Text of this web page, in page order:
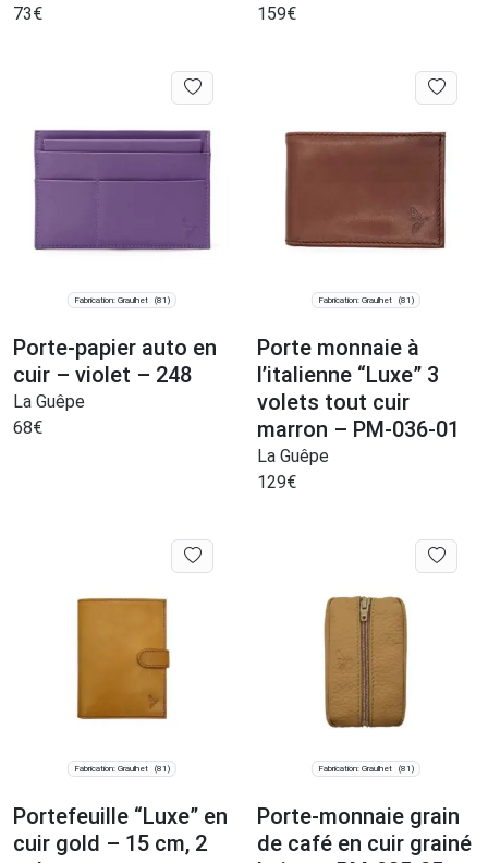
73€
159€
Fabrication: Graulhet (81)
Porte-papier auto en
cuir – violet – 248
La Guêpe
68€
Fabrication: Graulhet (81)
Porte monnaie à
l’italienne “Luxe” 3
volets tout cuir
marron – PM-036-01
La Guêpe
129€
Fabrication: Graulhet (81)
Portefeuille “Luxe” en
cuir gold – 15 cm, 2
Fabrication: Graulhet (81)
Porte-monnaie grain
de café en cuir grainé